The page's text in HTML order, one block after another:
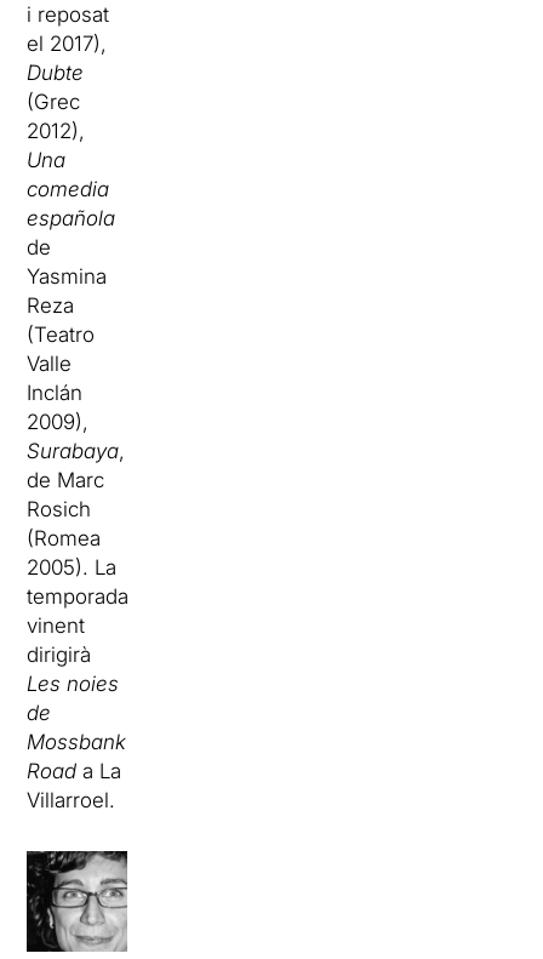
i reposat
el 2017),
Dubte
(Grec
2012),
Una
comedia
española
de
Yasmina
Reza
(Teatro
Valle
Inclán
2009),
Surabaya,
de Marc
Rosich
(Romea
2005). La
temporada
vinent
dirigirà
Les noies
de
Mossbank
Roada La
Villarroel.